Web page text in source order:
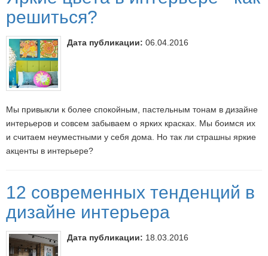
решиться?
Мы привыкли к более спокойным, пастельным тонам в дизайне
интерьеров и совсем забываем о ярких красках. Мы боимся их
и считаем неуместными у себя дома. Но так ли страшны яркие
акценты в интерьере?
Дата публикации: 06.04.2016
12 современных тенденций в
дизайне интерьера
Дата публикации: 18.03.2016